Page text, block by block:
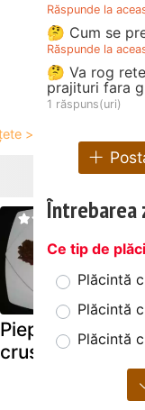
Piept de pui in
crusta de nuci
Răspunde la
🤔 Cum se
Răspunde la
🤔 Va rog
prajituri fara
1 răspuns(uri)
Întrebarea
Ce tip de
Plăcintă
Plăcintă
Plăcintă